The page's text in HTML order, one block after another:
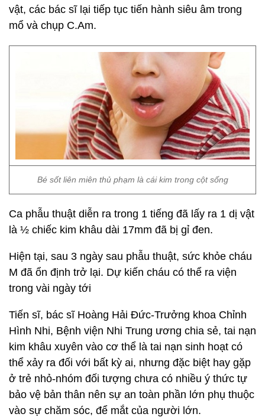
vật, các bác sĩ lại tiếp tục tiến hành siêu âm trong
mổ và chụp C.Am.
Bé sốt liên miên thủ phạm là cái kim trong cột sống
Ca phẫu thuật diễn ra trong 1 tiếng đã lấy ra 1 dị vật
là ½ chiếc kim khâu dài 17mm đã bị gỉ đen.
Hiện tại, sau 3 ngày sau phẫu thuật, sức khỏe cháu
M đã ổn định trở lại. Dự kiến cháu có thể ra viện
trong vài ngày tới
Tiến sĩ, bác sĩ Hoàng Hải Đức-Trưởng khoa Chỉnh
Hình Nhi, Bệnh viện Nhi Trung ương chia sẻ, tai nạn
kim khâu xuyên vào cơ thể là tai nạn sinh hoạt có
thể xảy ra đối với bất kỳ ai, nhưng đặc biệt hay gặp
ở trẻ nhỏ-nhóm đối tượng chưa có nhiều ý thức tự
bảo vệ bản thân nên sự an toàn phần lớn phụ thuộc
vào sự chăm sóc, để mắt của người lớn.